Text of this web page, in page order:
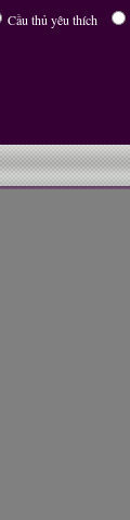
Cầu thủ yêu thích